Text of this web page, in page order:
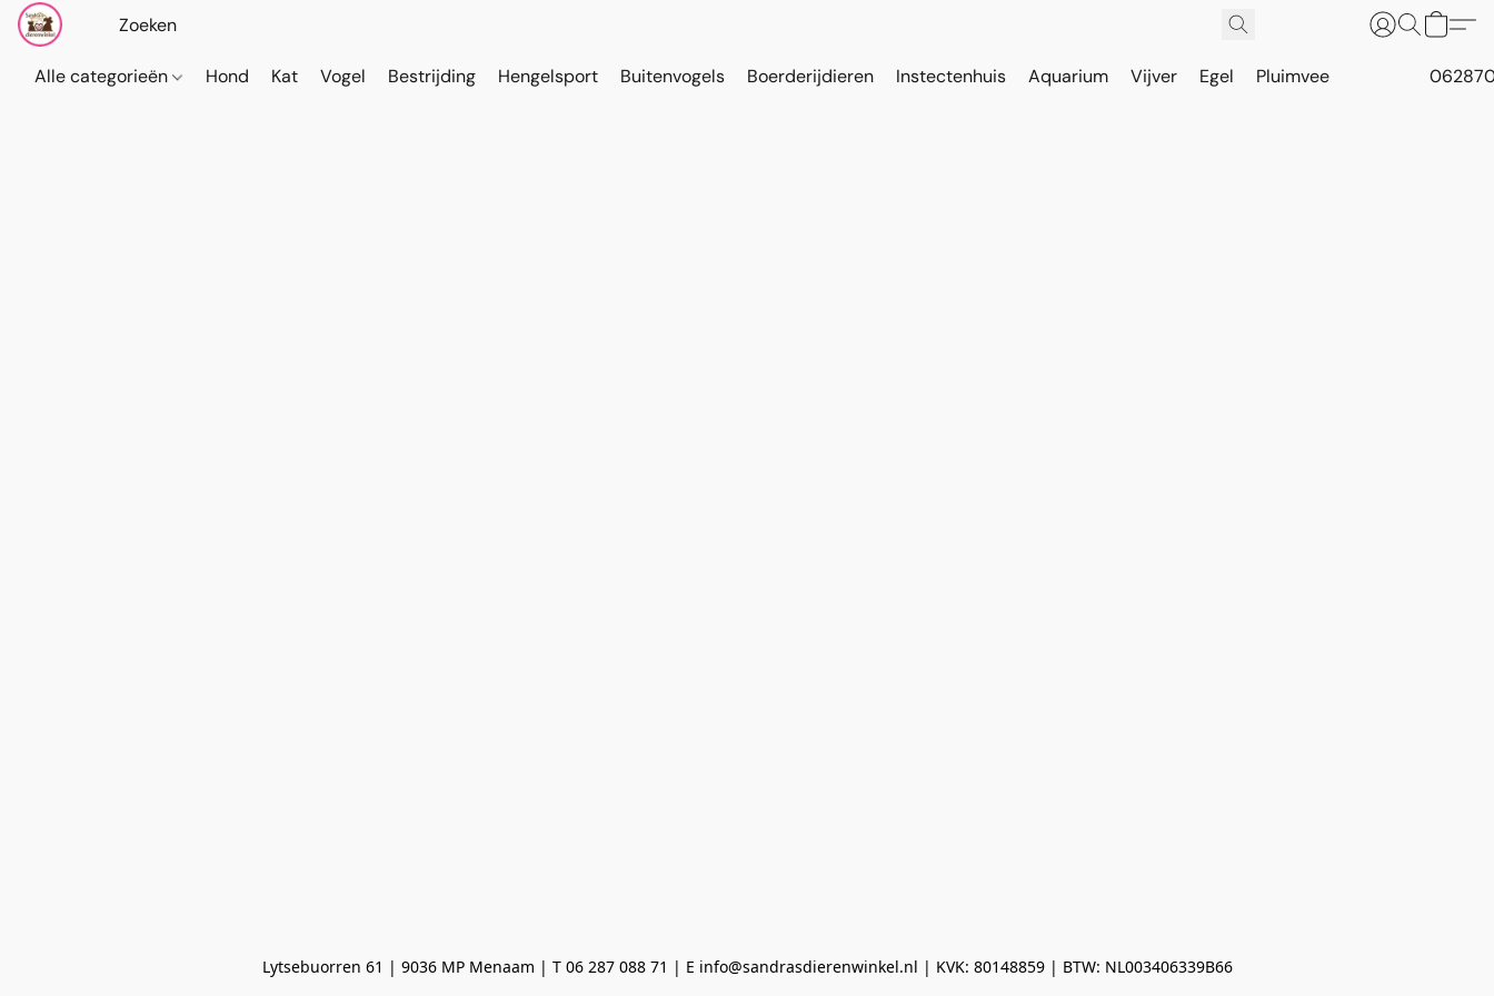
Alle categorieën Hond Kat Vogel Bestrijding Hengelsport Buitenvogels Boerderijdieren Instectenhuis Aquarium Vijver Egel Pluimvee
Lytsebuorren 61 | 9036 MP Menaam | T 06 287 088 71 | E info@sandrasdierenwinkel.nl | KVK: 80148859 | BTW: NL003406339B66